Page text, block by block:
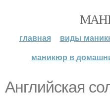
главная виды
маникюр в
Английская